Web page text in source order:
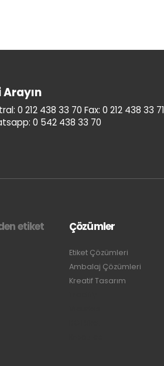
Arayın
0 212 438 33 70 Fax: 0 212 438 33 71
0 542 438 33 70
etiket Çözümler
Etiket Çözümleri
Ambalaj Çözümleri
Kreatif Tasarım